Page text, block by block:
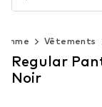
Vêtements
Regular
Noir